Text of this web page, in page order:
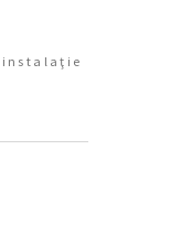
instalaţie